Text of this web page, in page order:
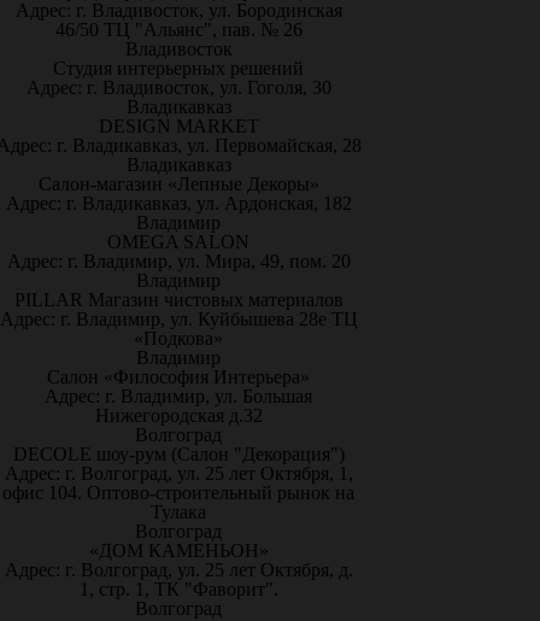
Адрес: г. Владивосток, ул. Бородинская
46/50 ТЦ "Альянс", пав. № 26
Владивосток
Студия интерьерных решений
Адрес: г. Владивосток, ул. Гоголя, 30
Владикавказ
DESIGN MARKET
г. Владикавказ, ул. Первомайская, 28
Владикавказ
Салон-магазин «Лепные Декоры»
Адрес: г. Владикавказ, ул. Ардонская, 182
Владимир
OMEGA SALON
Адрес: г. Владимир, ул. Мира, 49, пом. 20
Владимир
PILLAR Магазин чистовых материалов
Адрес: г. Владимир, ул. Куйбышева 28е ТЦ
«Подкова»
Владимир
Салон «Философия Интерьера»
Адрес: г. Владимир, ул. Большая
Нижегородская д.32
Волгоград
DECOLE шоу-рум (Салон "Декорация")
Адрес: г. Волгоград, ул. 25 лет Октября, 1,
офис 104. Оптово-строительный рынок на
Тулака
Волгоград
«ДОМ КАМЕНЬОН»
Адрес: г. Волгоград, ул. 25 лет Октября, д.
1, стр. 1, ТК "Фаворит".
Волгоград